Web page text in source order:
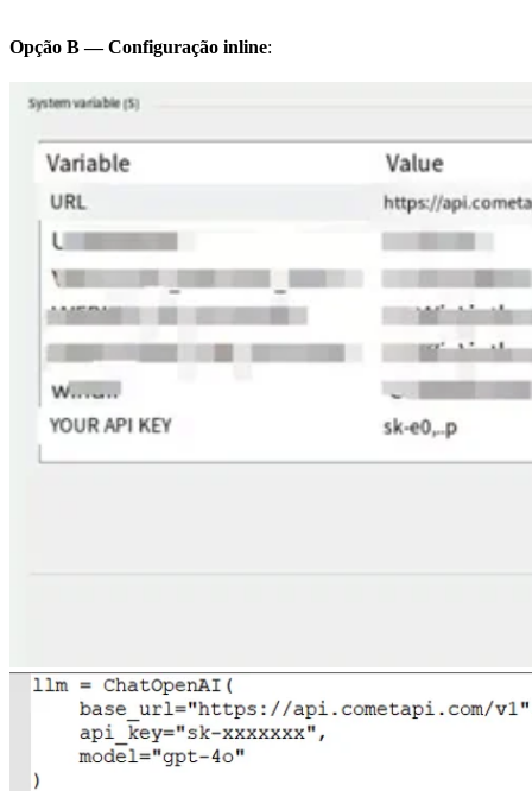
Opção B — Configuração inline: